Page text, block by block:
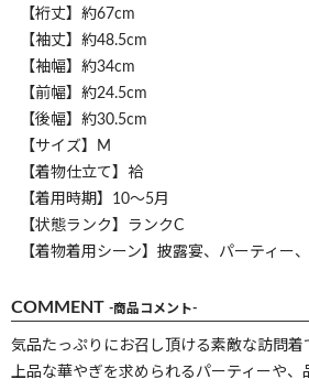
【裄丈】約67cm
【袖丈】約48.5cm
【袖幅】約34cm
【前幅】約24.5cm
【後幅】約30.5cm
【サイズ】M
【着物仕立て】袷
【着用時期】10～5月
【状態ランク】ランクC
【着物着用シーン】披露宴、パーティー
COMMENT -商品コメント-
気品たっぷりにお召し頂ける素敵な訪問着
上品な華やぎを求められるパーティーや、